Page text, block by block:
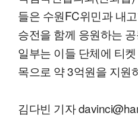
들은 수원FC위민과 내
승전을 함께 응원하는
일부는 이들 단체에 티
목으로 약 3억원을 지원
김다빈 기자